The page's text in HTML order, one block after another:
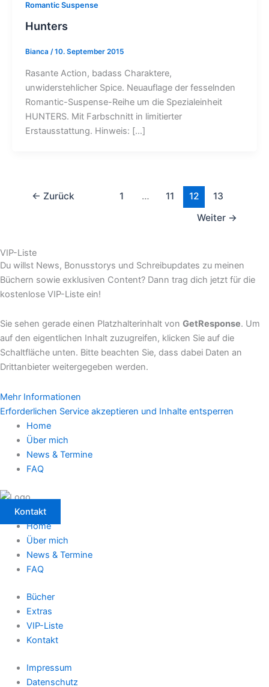
Romantic Suspense
Hunters
Bianca /10. September 2015
Rasante Action, badass Charaktere,
unwiderstehlicher Spice. Neuauflage der fesselnden
Romantic-Suspense-Reihe um die Spezialeinheit
HUNTERS. Mit Farbschnitt in limitierter
Erstausstattung. Hinweis: […]
← Zurück 1 … 11 12
13
Weiter →
VIP-Liste
Du willst News, Bonusstorys und Schreibupdates zu meinen
Büchern sowie exklusiven Content? Dann trag dich jetzt für die
kostenlose VIP-Liste ein!
Sie sehen gerade einen Platzhalterinhalt von GetResponse. Um
auf den eigentlichen Inhalt zuzugreifen, klicken Sie auf die
Schaltfläche unten. Bitte beachten Sie, dass dabei Daten an
Drittanbieter weitergegeben werden.
Mehr Informationen
Erforderlichen Service akzeptieren und Inhalte entsperren
Home
Über mich
News & Termine
FAQ
Kontakt
Home
Über mich
News & Termine
FAQ
Bücher
Extras
VIP-Liste
Kontakt
Impressum
Datenschutz